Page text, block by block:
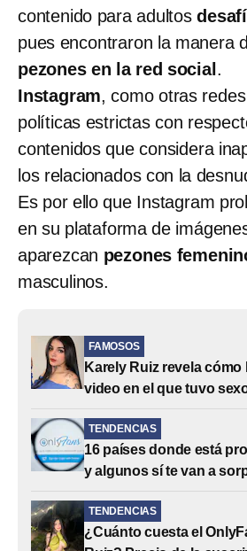
contenido para adultos
pues encontraron la manera
pezones en la red social .
Instagram, como otras
políticas estrictas con
contenidos que considera
los relacionados con la
Es por ello que Instagram
en su plataforma de
aparezcan pezones
masculinos.
FAMOSOS
Karely Ruiz revela cómo
video en el que tuvo
TENDENCIAS
16 países donde está
y algunos sí te van a
TENDENCIAS
¿Cuánto cuesta el